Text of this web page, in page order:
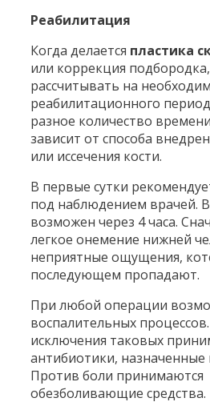
Реабилитация
Когда делается пластика
или коррекция
рассчитывать на
реабилитационного
разное количество
зависит от способа
или иссечения кости.
В первые сутки
под наблюдением врачей.
возможен через 4 часа.
легкое онемение нижней
неприятные ощущения,
последующем пропадают.
При любой операции
воспалительных
исключения таковых
антибиотики, назначенные
Против боли принимаются
обезболивающие средства.